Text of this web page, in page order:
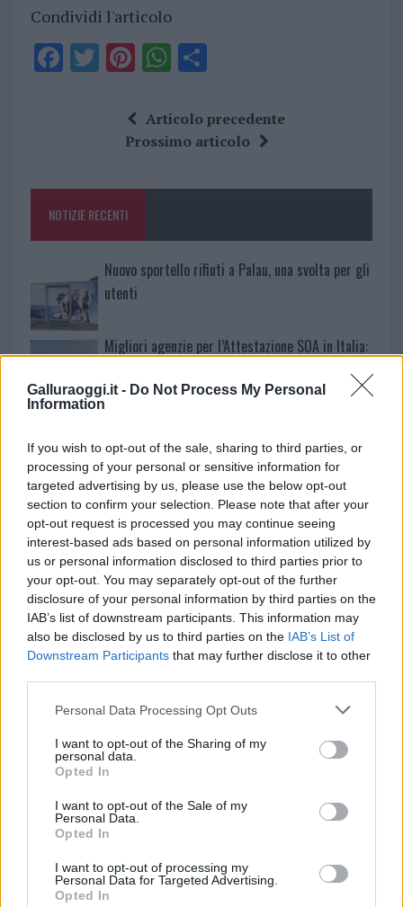
Galluraoggi.it - Do Not Process My Personal
Information
If you wish to opt-out of the sale, sharing to third parties, or
processing of your personal or sensitive information for
targeted advertising by us, please use the below opt-out
section to confirm your selection. Please note that after your
opt-out request is processed you may continue seeing
interest-based ads based on personal information utilized by
us or personal information disclosed to third parties prior to
your opt-out. You may separately opt-out of the further
disclosure of your personal information by third parties on the
IAB’s list of downstream participants. This information may
also be disclosed by us to third parties on the IAB’s List of
Downstream Participants that may further disclose it to other
Please note that this website/app uses one or more Google
not limited to your visit or usage behaviour. You may click to
grant or deny consent to Google and its third-party tags to
use your data for below specified purposes in below Google
consent section.
Personal Data Processing Opt Outs
I want to opt-out of the Sharing of my
personal data.
Opted In
I want to opt-out of the Sale of my
Personal Data.
Opted In
I want to opt-out of processing my
Personal Data for Targeted Advertising.
Opted In
Condividi l'articolo
F
o
k
T Pi
te
re
W
at
s
p
S
a
re
Articolo precedente
Prossimo articolo
NOTIZIE RECENTI
Nuovo sportello rifiuti a Palau, una svolta per gli
utenti
Migliori agenzie per l’Attestazione SOA in Italia:
reading su Atzeni
La Maddalena, festa per i 30 anni del Diving
center di Tegge
Esce di strada con l’auto ad Arzachena: ferito il
conducente
Turiste si perdono a Tavolara: salvate dai vigili
Gallura